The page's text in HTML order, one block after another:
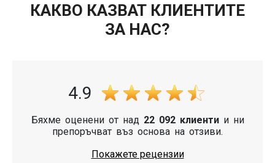
КАКВО КАЗВАТ КЛИЕНТИТЕ
ЗА НАС?
4.9
Бяхме оценени от над 22 092 клиентии ни
препоръчват въз основа на отзиви.
Покажете рецензии